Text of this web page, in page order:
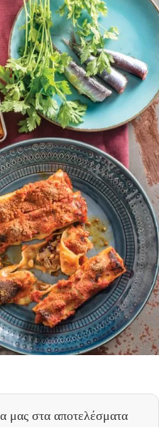
μας στα αποτελέσματα